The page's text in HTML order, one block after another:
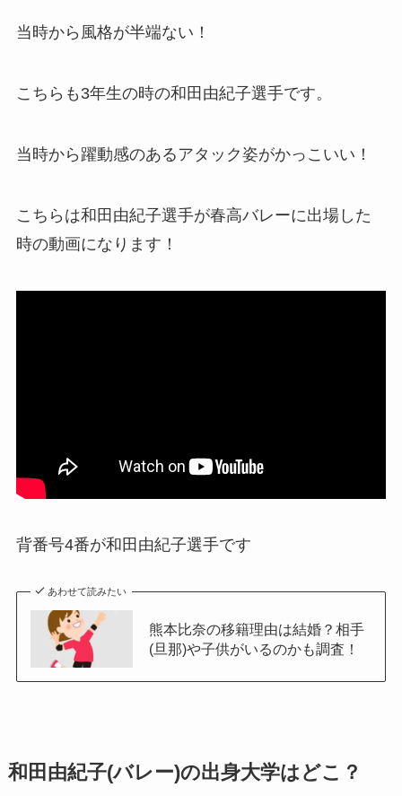
当時から風格が半端ない！
こちらも3年生の時の和田由紀子選手です。
当時から躍動感のあるアタック姿がかっこいい！
こちらは和田由紀子選手が春高バレーに出場した
時の動画になります！
背番号4番が和田由紀子選手です
あわせて読みたい
熊本比奈の移籍理由は結婚？相手
(旦那)や子供がいるのかも調査！
和田由紀子(バレー)の出身大学はどこ？